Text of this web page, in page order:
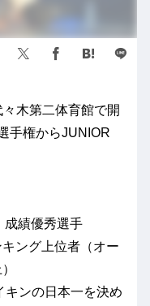
木第二体育館で開
手権からJUNIOR
績優秀選手
ング上位者（オー
キンの日本一を決め